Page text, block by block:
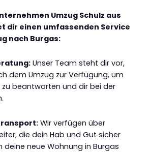
Umzug Schulz aus
dir einen umfassenden Service
nach Burgas:
Unser Team steht dir vor,
dem Umzug zur Verfügung, um
zu beantworten und dir bei der
Wir verfügen über
die dein Hab und Gut sicher
deine neue Wohnung in Burgas